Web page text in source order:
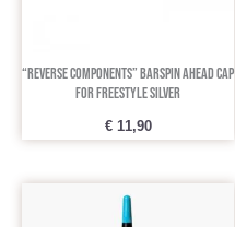
“REVERSE COMPONENTS” Barspin ahead cap
for freestyle silver
€11,90